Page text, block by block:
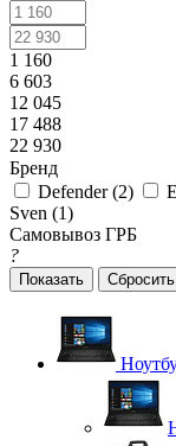
1 160
6 603
12 045
17 488
22 930
Бренд
Defender (2)
Sven (1)
Самовывоз ГРБ
?
Сбросить